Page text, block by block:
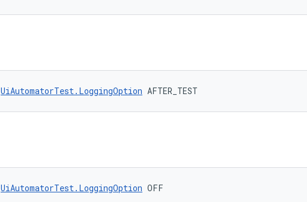
UiAutomatorTest.LoggingOption AFTER_TEST
UiAutomatorTest.LoggingOption OFF